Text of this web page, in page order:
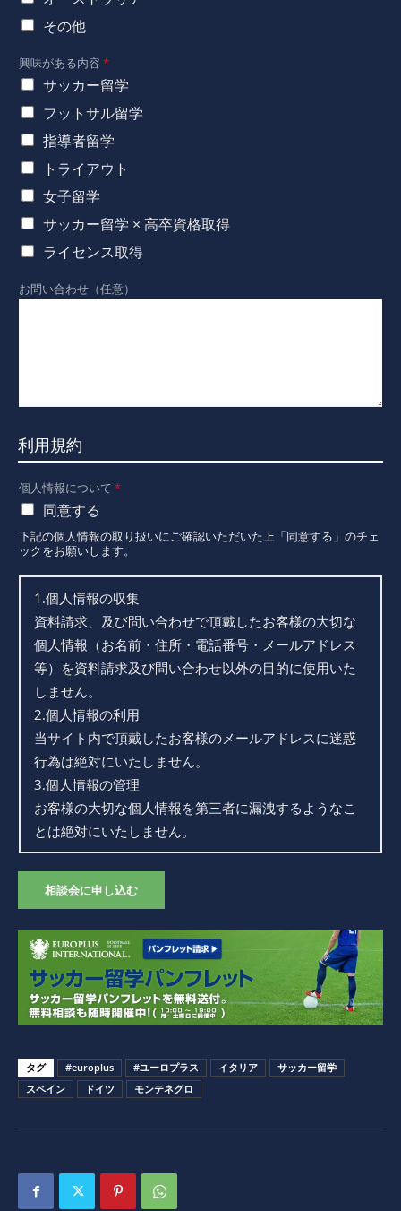
その他
興味がある内容 *
サッカー留学
フットサル留学
指導者留学
トライアウト
女子留学
サッカー留学 × 高卒資格取得
ライセンス取得
お問い合わせ（任意）
利用規約
個人情報について *
同意する
下記の個人情報の取り扱いにご確認いただいた上「同意する」のチェ
ックをお願いします。
1.個人情報の収集
資料請求、及び問い合わせで頂戴したお客様の大切な
個人情報（お名前・住所・電話番号・メールアドレス
等）を資料請求及び問い合わせ以外の目的に使用いた
しません。
2.個人情報の利用
当サイト内で頂戴したお客様のメールアドレスに迷惑
行為は絶対にいたしません。
3.個人情報の管理
お客様の大切な個人情報を第三者に漏洩するようなこ
とは絶対にいたしません。
相談会に申し込む
タグ #europlus #ユーロプラス イタリア
サッカー留学
スペイン
ドイツ モンテネグロ